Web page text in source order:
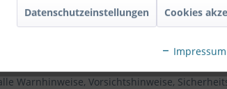
Warnhinweise, Vorsichtshinweise,
Datenschutzeinstellungen Cookies
Impressum